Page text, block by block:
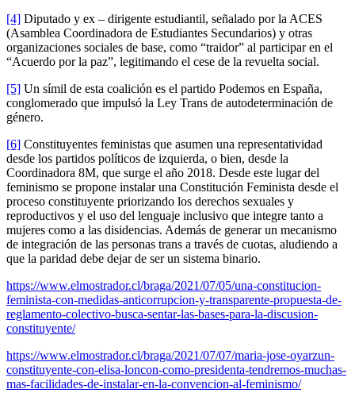
[4] Diputado y ex – dirigente estudiantil, señalado por la ACES
(Asamblea Coordinadora de Estudiantes Secundarios) y otras
organizaciones sociales de base, como “traidor” al participar en el
“Acuerdo por la paz”, legitimando el cese de la revuelta social.
[5] Un símil de esta coalición es el partido Podemos en España,
conglomerado que impulsó la Ley Trans de autodeterminación de
género.
[6] Constituyentes feministas que asumen una representatividad
desde los partidos políticos de izquierda, o bien, desde la
Coordinadora 8M, que surge el año 2018. Desde este lugar del
feminismo se propone instalar una Constitución Feminista desde el
proceso constituyente priorizando los derechos sexuales y
reproductivos y el uso del lenguaje inclusivo que integre tanto a
mujeres como a las disidencias. Además de generar un mecanismo
de integración de las personas trans a través de cuotas, aludiendo a
que la paridad debe dejar de ser un sistema binario.
https://www.elmostrador.cl/braga/2021/07/05/una-constitucion-
feminista-con-medidas-anticorrupcion-y-transparente-propuesta-de-
reglamento-colectivo-busca-sentar-las-bases-para-la-discusion-
constituyente/
https://www.elmostrador.cl/braga/2021/07/07/maria-jose-oyarzun-
constituyente-con-elisa-loncon-como-presidenta-tendremos-muchas-
mas-facilidades-de-instalar-en-la-convencion-al-feminismo/